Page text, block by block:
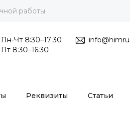
работы
Пн-Чт 8:30–17:30
Пт 8:30–16:30
Реквизиты Статьи